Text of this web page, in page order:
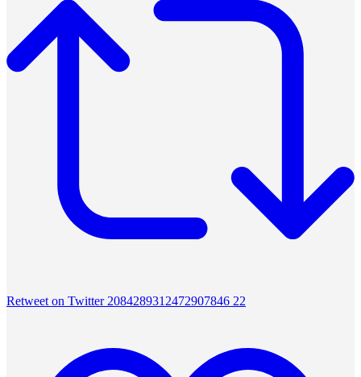
Retweet on Twitter 2084289312472907846 22